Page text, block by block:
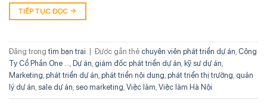
TIẾP TỤC ĐỌC →
Đăng trong tìm bạn trai Được gắn thẻ chuyên viên phát triển dự án Công
Ty Cổ Phần One ...
Dự án giám đốc phát triển dự án kỹ sư dự án
Marketing phát triển dự án phát triển nội dung phát triển thị trường quản
lý dự án sale dự án seo marketing Việc làm Việc làm Hà Nội